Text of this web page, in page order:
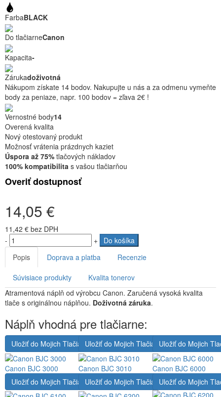
FarbaBLACK
Do tlačiarneCanon
Kapacita-
Zárukadoživotná
Nákupom získate 14 bodov. Nakupujte u nás a za odmenu vymeňte
body za peniaze, napr. 100 bodov = zľava 2€ !
Vernostné body14
Overená kvalita
Nový otestovaný produkt
Možnosť vrátenia prázdnych kaziet
Úspora až 75% tlačových nákladov
100% kompatibilita s vašou tlačiarňou
Overiť dostupnosť
14,05 €
11,42 € bez DPH
-
+
Do košíka
Popis
Doprava a platba Recenzie
Súvisiace produkty
Kvalita tonerov
Atramentová náplň od výrobcu Canon. Zaručená vysoká kvalita
tlače s originálnou náplňou. Doživotná záruka.
Náplň vhodná pre tlačiarne:
Uložiť do Mojich Tlačiarní
Canon BJC 3000
Uložiť do Mojich Tlačiarní
Canon BJC 3010
Uložiť do Mojich
Canon BJC 6000
Uložiť do Mojich TlačiarníUložiť do Mojich TlačiarníUložiť do Mojich